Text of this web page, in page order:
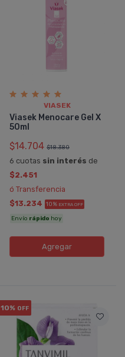
VIASEK
Viasek Menocare Gel X
50ml
$14.704 $18.380
6 cuotas sin interés de
$2.451
ó Transferencia
$13.234 10% EXTRA OFF
Envío rápido hoy
Agregar
10% OFF